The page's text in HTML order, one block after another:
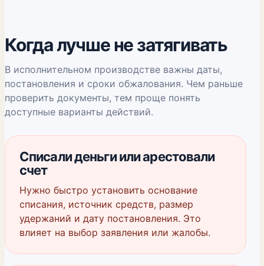
Когда лучше не затягивать
В исполнительном производстве важны даты,
постановления и сроки обжалования. Чем раньше
проверить документы, тем проще понять
доступные варианты действий.
Списали деньги или арестовали
счет
Нужно быстро установить основание
списания, источник средств, размер
удержаний и дату постановления. Это
влияет на выбор заявления или жалобы.